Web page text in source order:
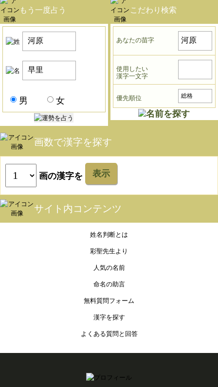
もう一度占う
男 女
こだわり検索
あなたの苗字
使用したい
漢字一文字
優先順位
画数で漢字を探す
画の漢字を 表示
サイト内コンテンツ
姓名判断とは
彩聖先生より
人気の名前
命名の助言
無料質問フォーム
漢字を探す
よくある質問と回答